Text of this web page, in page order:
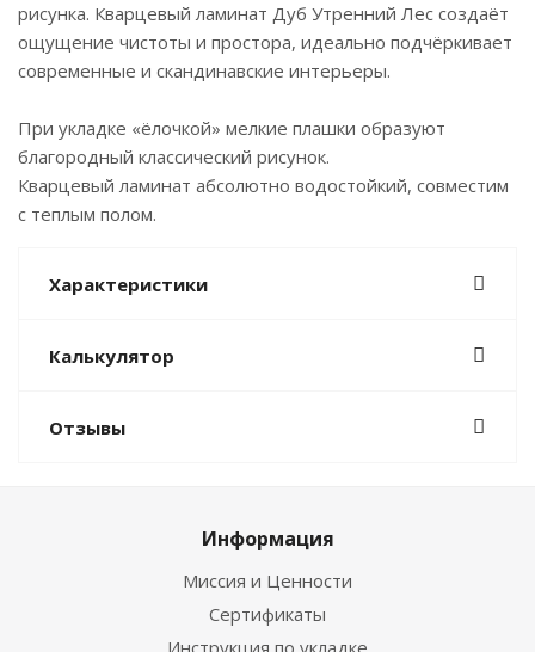
рисунка. Кварцевый ламинат Дуб Утренний Лес создаёт
ощущение чистоты и простора, идеально подчёркивает
современные и скандинавские интерьеры.
При укладке «ёлочкой» мелкие плашки образуют
благородный классический рисунок.
Кварцевый ламинат абсолютно водостойкий, совместим
с теплым полом.
Характеристики
Калькулятор
Отзывы
Информация
Миссия и Ценности
Сертификаты
Инструкция по укладке